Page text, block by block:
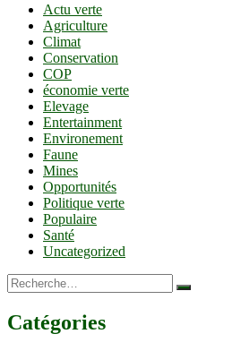
Actu verte
Agriculture
Climat
Conservation
COP
économie verte
Elevage
Entertainment
Environement
Faune
Mines
Opportunités
Politique verte
Populaire
Santé
Uncategorized
Recherche…
Catégories